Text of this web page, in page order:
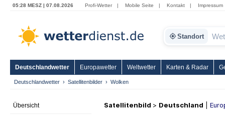
05:28 MESZ | 07.08.2026 Profi-Wetter | Mobile Seite | Kontakt | Impressum
Standort
Deutschlandwetter Europawetter Weltwetter Karten & Radar
Deutschlandwetter Satellitenbilder Wolken
Übersicht Satellitenbild > Deutschland